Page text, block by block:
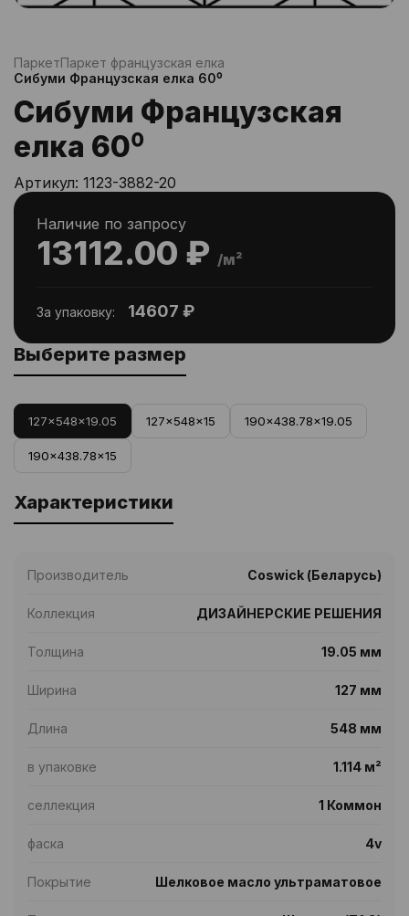
ПаркетПаркет французская елка
Сибуми Французская елка 60⁰
Сибуми Французская
елка 60⁰
Артикул: 1123-3882-20
13112.00 ₽ /м²
Наличие по запросу
За упаковку: 14607 ₽
Выберите размер
127x548x19.05 127x548x15 190x438.78x19.05
190x438.78x15
Характеристики
Производитель Coswick (Беларусь)
Коллекция ДИЗАЙНЕРСКИЕ РЕШЕНИЯ
Толщина 19.05 мм
Ширина 127 мм
Длина 548 мм
в упаковке 1.114 м²
селлекция 1 Коммон
фаска 4v
Покрытие Шелковое масло ультраматовое